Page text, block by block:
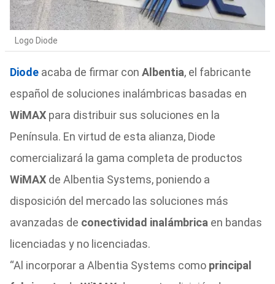
Logo Diode
Diodeacaba de firmar con Albentia, el fabricante
español de soluciones inalámbricas basadas en
WiMAX para distribuir sus soluciones en la
Península. En virtud de esta alianza, Diode
comercializará la gama completa de productos
WiMAX de Albentia Systems, poniendo a
disposición del mercado las soluciones más
avanzadas de conectividad inalámbrica en bandas
licenciadas y no licenciadas.
“Al incorporar a Albentia Systems como principal